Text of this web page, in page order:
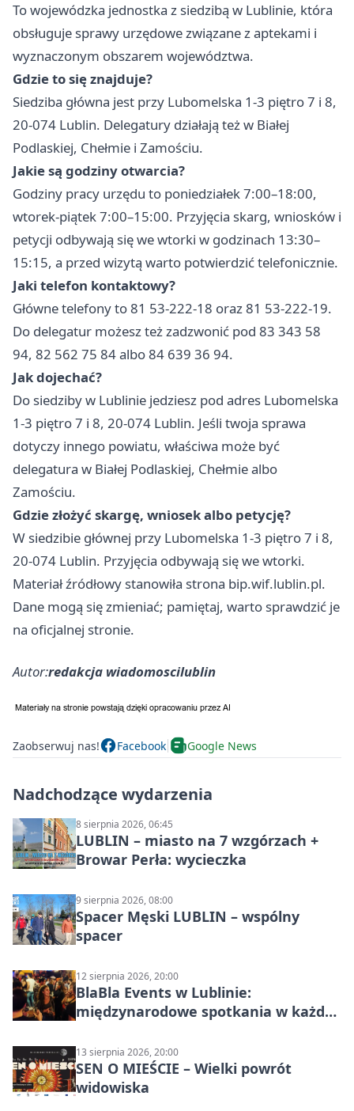
To wojewódzka jednostka z siedzibą w Lublinie, która
obsługuje sprawy urzędowe związane z aptekami i
wyznaczonym obszarem województwa.
Gdzie to się znajduje?
Siedziba główna jest przy Lubomelska 1-3 piętro 7 i 8,
20-074 Lublin. Delegatury działają też w Białej
Podlaskiej, Chełmie i Zamościu.
Jakie są godziny otwarcia?
Godziny pracy urzędu to poniedziałek 7:00–18:00,
wtorek-piątek 7:00–15:00. Przyjęcia skarg, wniosków i
petycji odbywają się we wtorki w godzinach 13:30–
15:15, a przed wizytą warto potwierdzić telefonicznie.
Jaki telefon kontaktowy?
Główne telefony to 81 53-222-18 oraz 81 53-222-19.
Do delegatur możesz też zadzwonić pod 83 343 58
94, 82 562 75 84 albo 84 639 36 94.
Jak dojechać?
Do siedziby w Lublinie jedziesz pod adres Lubomelska
1-3 piętro 7 i 8, 20-074 Lublin. Jeśli twoja sprawa
dotyczy innego powiatu, właściwa może być
delegatura w Białej Podlaskiej, Chełmie albo
Zamościu.
Gdzie złożyć skargę, wniosek albo petycję?
W siedzibie głównej przy Lubomelska 1-3 piętro 7 i 8,
20-074 Lublin. Przyjęcia odbywają się we wtorki.
Materiał źródłowy stanowiła strona bip.wif.lublin.pl.
Dane mogą się zmieniać; pamiętaj, warto sprawdzić je
na oficjalnej stronie.
Autor:redakcja wiadomoscilublin
Zaobserwuj nas! Facebook Google News
Nadchodzące wydarzenia
8 sierpnia 2026, 06:45
LUBLIN – miasto na 7 wzgórzach +
Browar Perła: wycieczka
9 sierpnia 2026, 08:00
Spacer Męski LUBLIN – wspólny
spacer
12 sierpnia 2026, 20:00
BlaBla Events w Lublinie:
międzynarodowe spotkania w każdą
13 sierpnia 2026, 20:00
SEN O MIEŚCIE – Wielki powrót
widowiska